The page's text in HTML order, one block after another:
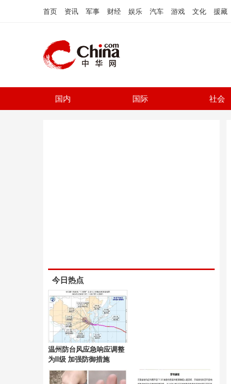
首页 资讯 军事 财经 娱乐 汽车 游戏 文化 援藏
国内 国际 社会
今日热点
温州防台风应急响应调整
为II级 加强防御措施